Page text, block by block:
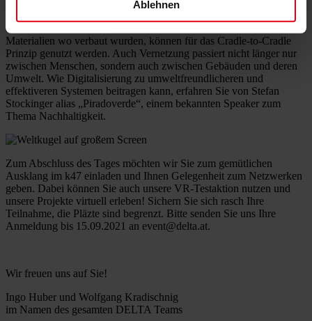
Ablehnen
Nachhaltigkeit und „lokal statt global“
online die Zukunft – vor allem die Daten im Gebäude, welche
Materialien wo verbaut wurden, können für das Cradle-to-Cradle
Prinzip genutzt werden. Auch Vernetzung passiert nicht länger nur
zwischen Menschen, sondern auch zwischen Gebäuden und deren
Umwelt. Wie Digitalisierung zu umweltfreundlicheren und
effektiveren Systemen beitragen kann, erfahren Sie von Stefan
Stockinger alias „Piradoverde“, einem bekannten Speaker zum
Thema Nachhaltigkeit.
Zum Abschluss des Tages möchten wir Sie zum gemütlichen
Ausklang im k47 einladen und Ihnen Gelegenheit zum Netzwerken
geben. Dabei können Sie auch unsere VR-Testaktion nutzen und
unsere Projekte virtuell erleben! Sichern Sie sich rasch Ihre
Teilnahme, die Pläzte sind begrenzt. Bitte senden Sie uns Ihre
Anmeldung bis 15.09.2021 an event@delta.at.
Wir freuen uns auf Sie!
Ingo Huber und Wolfgang Kradischnig
im Namen des gesamten DELTA Teams